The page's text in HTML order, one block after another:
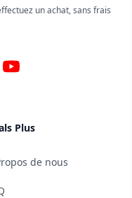
un achat, sans frais
YouTube
Plus
de nous